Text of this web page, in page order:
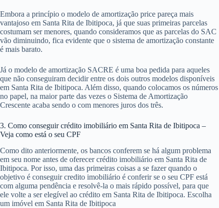
Embora a princípio o modelo de amortização price pareça mais
vantajoso em Santa Rita de Ibitipoca, já que suas primeiras parcelas
costumam ser menores, quando consideramos que as parcelas do SAC
vão diminuindo, fica evidente que o sistema de amortização constante
é mais barato.
Já o modelo de amortização SACRE é uma boa pedida para aqueles
que não conseguiram decidir entre os dois outros modelos disponíveis
em Santa Rita de Ibitipoca. Além disso, quando colocamos os números
no papel, na maior parte das vezes o Sistema de Amortização
Crescente acaba sendo o com menores juros dos três.
3. Como conseguir crédito imobiliário em Santa Rita de Ibitipoca –
Veja como está o seu CPF
Como dito anteriormente, os bancos conferem se há algum problema
em seu nome antes de oferecer crédito imobiliário em Santa Rita de
Ibitipoca. Por isso, uma das primeiras coisas a se fazer quando o
objetivo é conseguir credito imobiliário é conferir se o seu CPF está
com alguma pendência e resolvê-la o mais rápido possível, para que
ele volte a ser elegível ao crédito em Santa Rita de Ibitipoca. Escolha
um imóvel em Santa Rita de Ibitipoca